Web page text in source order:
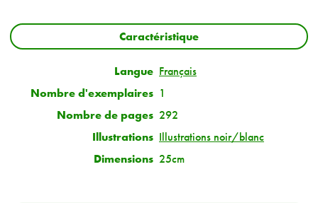
Caractéristique
Langue Français
Nombre d'exemplaires 1
Nombre de pages 292
Illustrations Illustrations noir/blanc
Dimensions 25cm